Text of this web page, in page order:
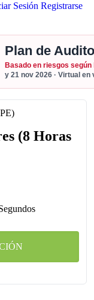
Sesión Registrarse
Plan de
Basado en riesgos según
y 21 nov 2026 · Virtual en
(8 Horas